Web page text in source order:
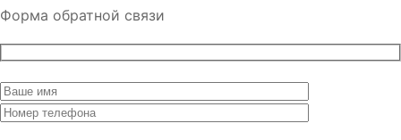
Форма обратной связи